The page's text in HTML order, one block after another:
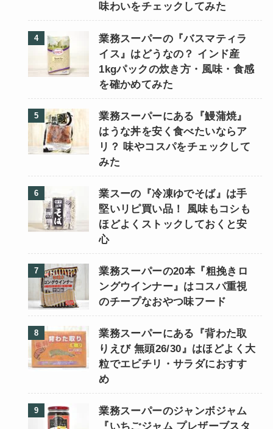
味わいをチェックしてみた
業務スーパーの『バスマティラ
イス』はどうなの？ インド産
1kgパックの炊き方・風味・食感
を確かめてみた
業務スーパーにある『鰻蒲焼』
はうな丼を安く食べたいならア
リ？ 味やコスパをチェックして
みた
業スーの『冷凍ゆでそば』は手
堅いリピ買い品！ 風味もコシも
ほどよくストックしておくと安
心
業務スーパーの20本『粗挽きロ
ングウインナー』はコスパ重視
のチープなおやつ味フード
業務スーパーにある『背わた取
りえび 無頭26/30』はほどよく大
粒でエビチリ・サラダにおすす
め
業務スーパーのジャンボジャム
『いちごジャム プレザーブスタ